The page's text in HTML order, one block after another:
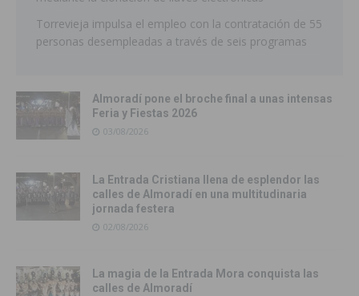
Torrevieja impulsa el empleo con la contratación de 55
personas desempleadas a través de seis programas
Almoradí pone el broche final a unas intensas
Feria y Fiestas 2026
03/08/2026
La Entrada Cristiana llena de esplendor las
calles de Almoradí en una multitudinaria
jornada festera
02/08/2026
La magia de la Entrada Mora conquista las
calles de Almoradí